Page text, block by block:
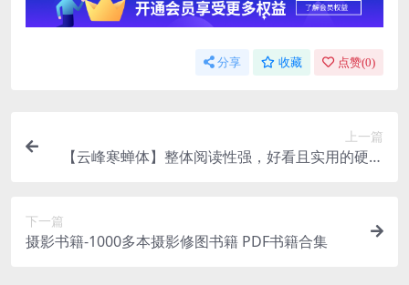
分享 收藏 点赞(0)
上一篇
【云峰寒蝉体】整体阅读性强，好看且实用的硬笔
下一篇
摄影书籍-1000多本摄影修图书籍 PDF书籍合集